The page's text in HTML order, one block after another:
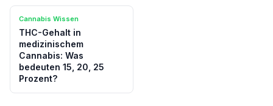
Cannabis Wissen
THC-Gehalt in
medizinischem
Cannabis: Was
bedeuten 15, 20, 25
Prozent?